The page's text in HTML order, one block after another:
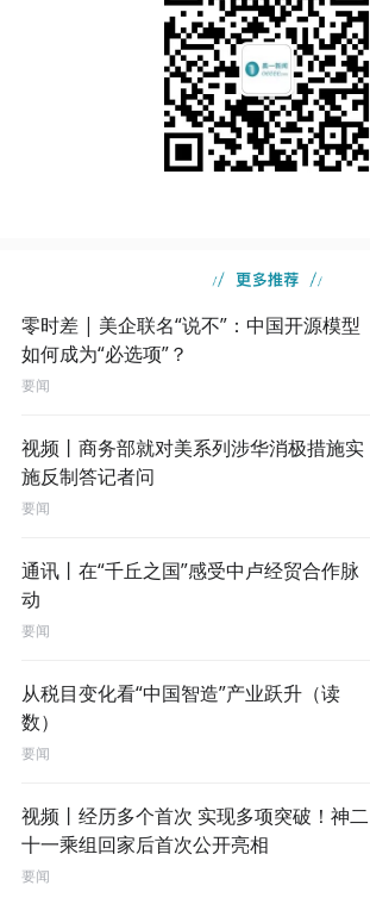
零时差 | 美企联名“说不”：中国开源模型
如何成为“必选项”？
要闻
视频丨商务部就对美系列涉华消极措施实
施反制答记者问
要闻
通讯丨在“千丘之国”感受中卢经贸合作脉
动
要闻
从税目变化看“中国智造”产业跃升（读
数）
要闻
视频丨经历多个首次 实现多项突破！神二
十一乘组回家后首次公开亮相
要闻